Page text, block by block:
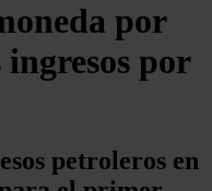
por
ingresos por
petroleros en